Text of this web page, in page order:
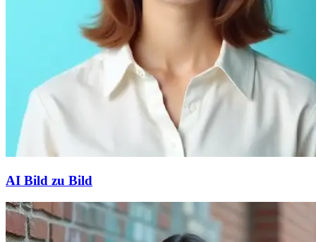
AI Bild zu Bild